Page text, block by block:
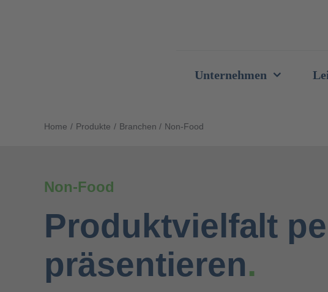
Unternehmen
Home Produkte Branchen Non-Food
Non-Food
Produktvielfalt
präsentieren.